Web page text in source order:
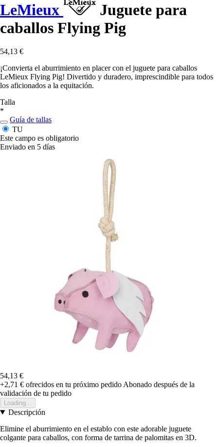
LeMieux
Juguete para
caballos Flying Pig
54,13 €
¡Convierta el aburrimiento en placer con el juguete para caballos
LeMieux Flying Pig! Divertido y duradero, imprescindible para todos
los aficionados a la equitación.
Talla
*
Guía de tallas
TU
Este campo es obligatorio
Enviado en 5 días
54,13 €
+2,71 € ofrecidos en tu próximo pedido Abonado después de la
validación de tu pedido
Loading...
Descripción
Elimine el aburrimiento en el establo con este adorable juguete
colgante para caballos, con forma de tarrina de palomitas en 3D.